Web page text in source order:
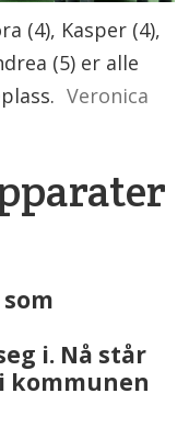
(4), Kasper (4),
(5) er alle
Veronica
i. Nå står
kommunen